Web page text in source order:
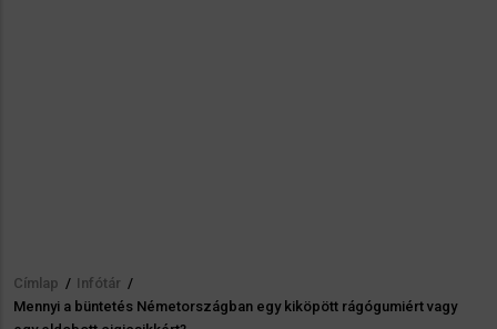
Morzsa
Címlap / Infótár /
Mennyi a büntetés Németországban egy kiköpött rágógumiért vagy